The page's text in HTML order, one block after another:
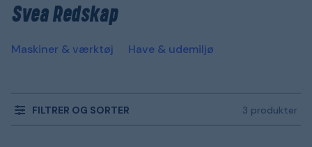
Svea Redskap
Maskiner & værktøj Have & udemiljø
FILTRER OG SORTER 3 produkter